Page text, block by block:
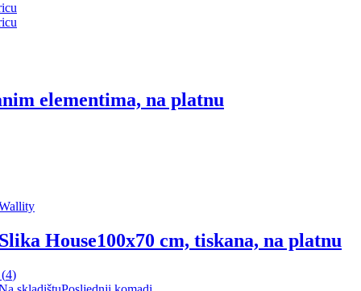
elementima, na platnu
House100x70 cm, tiskana, na platnu
4)